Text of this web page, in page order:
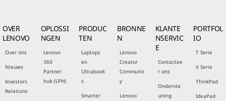
OVER
LENOVO
Over ons
Nieuws
Investors
Relations
OPLOSSI
NGEN
Lenovo
360
Partner
hub (LPH)
PRODUC
TEN
Laptops
en
Ultrabook
s
Smarter
BRONNE
N
Lenovo
Creator
Communit
y
Lenovo
KLANTE
NSERVIC
E
Contactee
r ons
Onderste
uning
PORTFOL
IO
T Serie
X Serie
ThinkPad
IdeaPad